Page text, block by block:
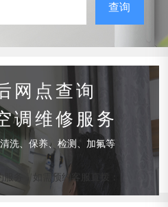
查询
网点查询
调维修服务
洗、保养、检测、加氟等
务，如需预约客服直拨：